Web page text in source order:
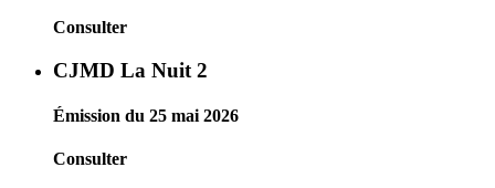
Consulter
CJMD La Nuit 2
Émission du 25 mai 2026
Consulter